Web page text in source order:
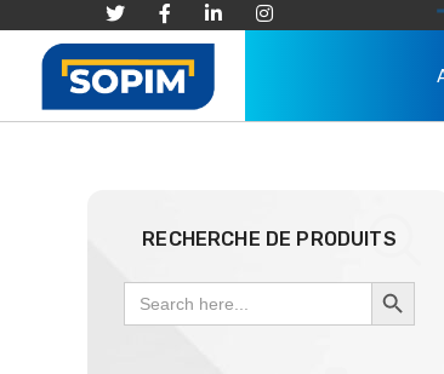
RECHERCHE DE PRODUITS
Search
for:
SEARCH BUTTON